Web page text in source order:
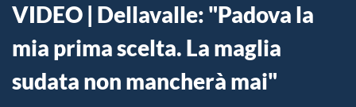
VIDEO | Dellavalle: "Padova la
mia prima scelta. La maglia
sudata non mancherà mai"